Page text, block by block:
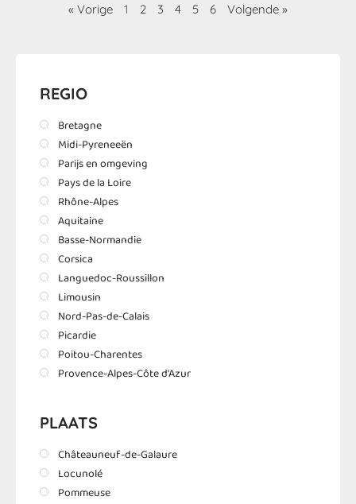
REGIO
Bretagne
Midi-Pyreneeën
Parijs en omgeving
Pays de la Loire
Rhône-Alpes
Aquitaine
Basse-Normandie
Corsica
Languedoc-Roussillon
Limousin
Nord-Pas-de-Calais
Picardie
Poitou-Charentes
Provence-Alpes-Côte d'Azur
PLAATS
Châteauneuf-de-Galaure
Locunolé
Pommeuse
« Vorige 1 2 3 4 5 6 Volgende »